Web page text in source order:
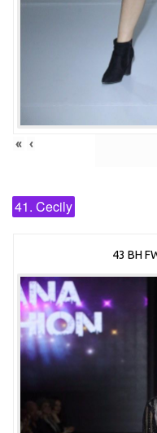
« ‹
41. Cecily
43 BH